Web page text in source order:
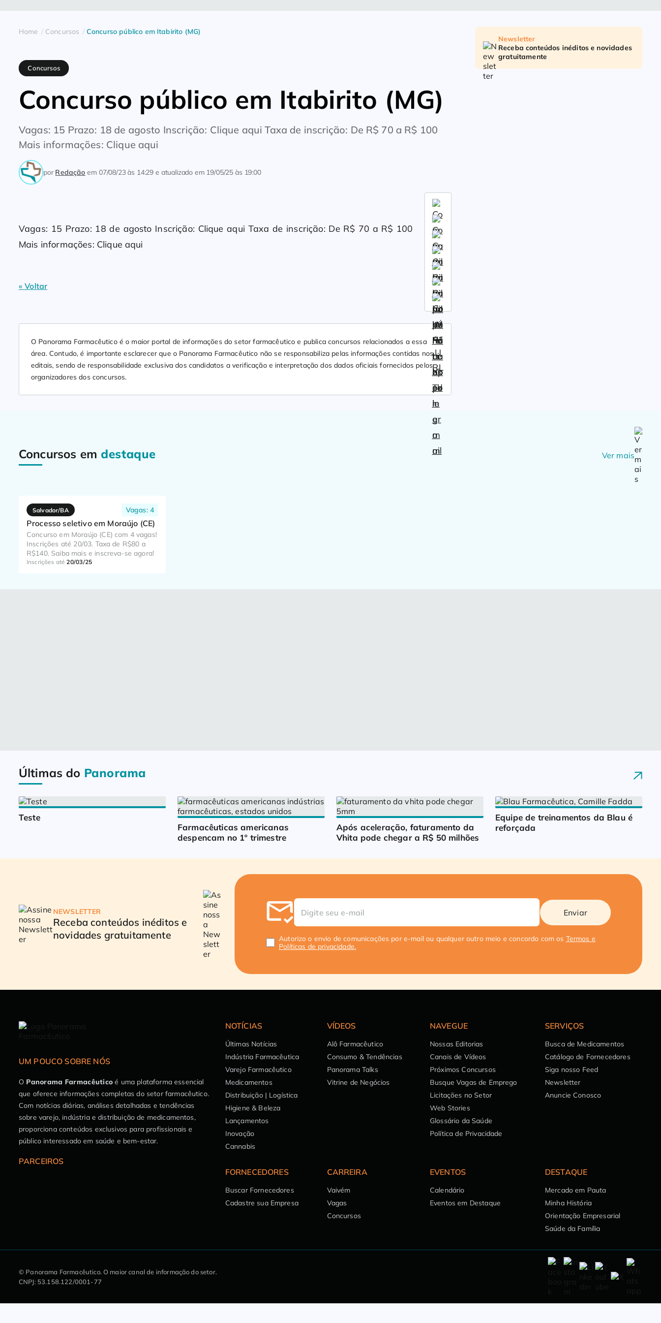
Home Concursos Concurso público em Itabirito (MG)
Concursos
Concurso público em Itabirito (MG)
Vagas: 15 Prazo: 18 de agosto Inscrição: Clique aqui Taxa de inscrição: De R$ 70 a R$ 100
Mais informações: Clique aqui
por Redação em 07/08/23 às 14:29 e atualizado em 19/05/25 às 19:00
Vagas: 15 Prazo: 18 de agosto Inscrição: Clique aqui Taxa de inscrição: De R$ 70 a R$ 100
Mais informações: Clique aqui
« Voltar
O Panorama Farmacêutico é o maior portal de informações do setor farmacêutico e publica concursos relacionados a essa
área. Contudo, é importante esclarecer que o Panorama Farmacêutico não se responsabiliza pelas informações contidas nos
editais, sendo de responsabilidade exclusiva dos candidatos a verificação e interpretação dos dados oficiais fornecidos pelos
organizadores dos concursos.
Newsletter
Receba conteúdos inéditos e novidades
gratuitamente
Concursos em destaque Ver mais
Salvador/BA Vagas: 4
Processo seletivo em Moraújo (CE)
Concurso em Moraújo (CE) com 4 vagas!
Inscrições até 20/03. Taxa de R$80 a
R$140. Saiba mais e inscreva-se agora!
Inscrições até20/03/25
Últimas do Panorama
Teste
Farmacêuticas americanas
despencam no 1º trimestre
Após aceleração, faturamento da
Vhita pode chegar a R$ 50 milhões
Equipe de treinamentos da Blau é
reforçada
NEWSLETTER
Receba conteúdos inéditos e
novidades gratuitamente
Enviar
Autorizo o envio de comunicações por e-mail ou qualquer outro meio e concordo com os Termos e
Políticas de privacidade.
UM POUCO SOBRE NÓS
O Panorama Farmacêutico é uma plataforma essencial
que oferece informações completas do setor farmacêutico.
Com notícias diárias, análises detalhadas e tendências
sobre varejo, indústria e distribuição de medicamentos,
proporciona conteúdos exclusivos para profissionais e
público interessado em saúde e bem-estar.
PARCEIROS
NOTÍCIAS
Últimas Notícias
Indústria Farmacêutica
Varejo Farmacêutico
Medicamentos
Distribuição | Logística
Higiene & Beleza
Lançamentos
Inovação
Cannabis
VÍDEOS
Alô Farmacêutico
Consumo & Tendências
Panorama Talks
Vitrine de Negócios
NAVEGUE
Nossas Editorias
Canais de Vídeos
Próximos Concursos
Busque Vagas de Emprego
Licitações no Setor
Web Stories
Glossário da Saúde
Política de Privacidade
SERVIÇOS
Busca de Medicamentos
Catálogo de Fornecedores
Siga nosso Feed
Newsletter
Anuncie Conosco
FORNECEDORES
Buscar Fornecedores
Cadastre sua Empresa
CARREIRA
Vaivém
Vagas
Concursos
EVENTOS
Calendário
Eventos em Destaque
DESTAQUE
Mercado em Pauta
Minha História
Orientação Empresarial
Saúde da Família
© Panorama Farmacêutico. O maior canal de informação do setor.
CNPJ: 53.158.122/0001-77